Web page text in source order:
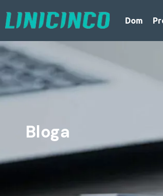
Dom
Bloga